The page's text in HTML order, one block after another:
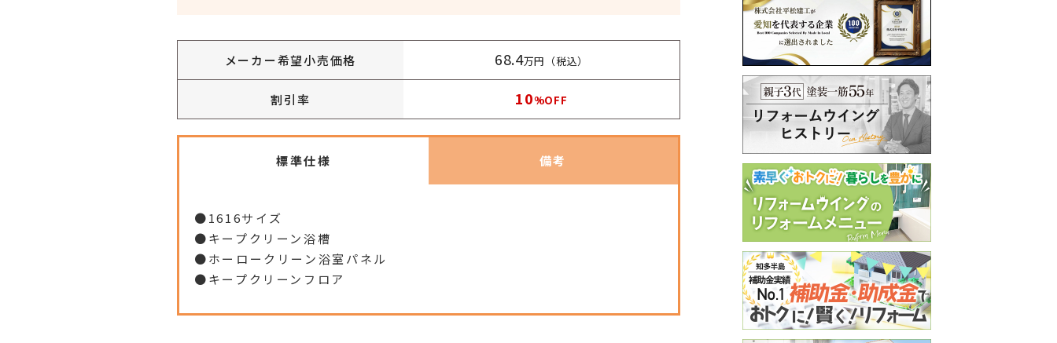
メーカー希望小売価格 68.4万円（税込）
割引率 10%OFF
標準仕様 備考
●1616サイズ
●キープクリーン浴槽
●ホーロークリーン浴室パネル
●キープクリーンフロア